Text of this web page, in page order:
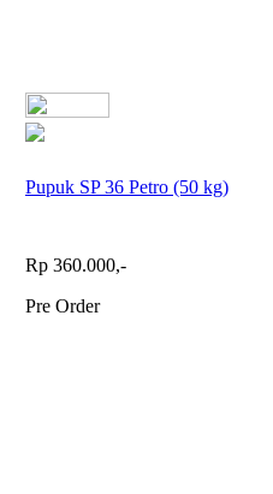
Pupuk SP 36 Petro (50 kg)
Rp 360.000,-
Pre Order